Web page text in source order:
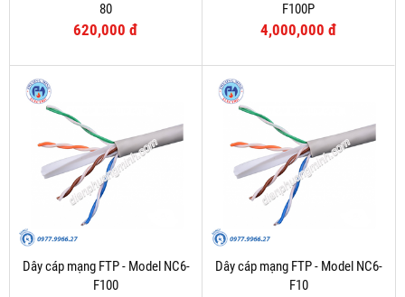
80
620,000 đ
F100P
4,000,000 đ
Dây cáp mạng FTP - Model NC6-
F100
Dây cáp mạng FTP - Model NC6-
F10